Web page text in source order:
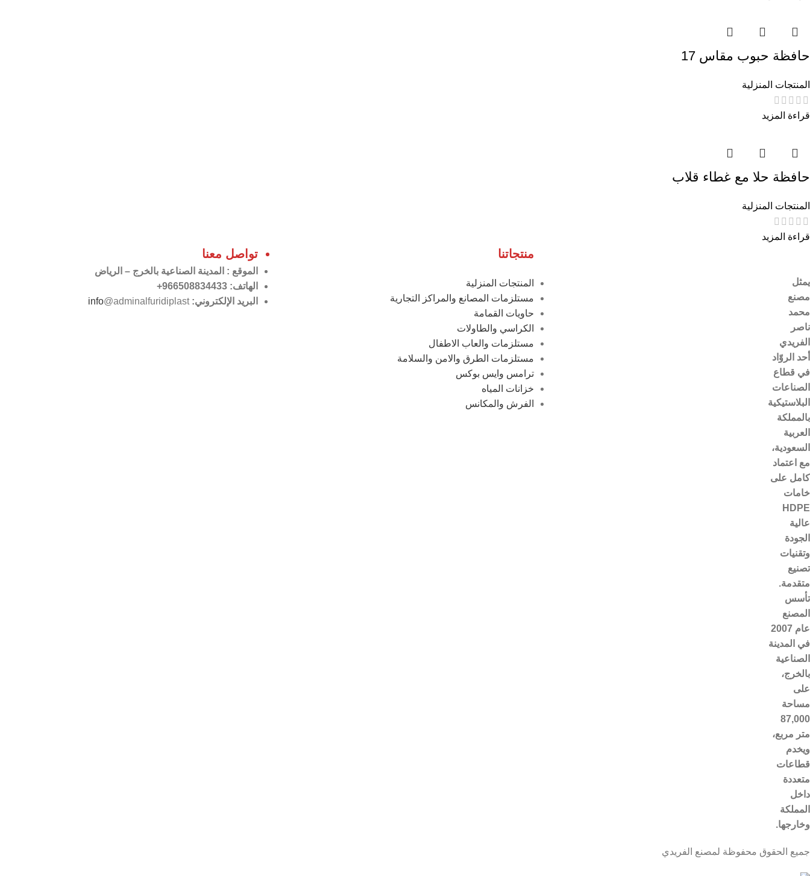
حافظة حبوب مقاس 17
المنتجات المنزلية
قراءة المزيد
حافظة حلا مع غطاء قلاب
المنتجات المنزلية
قراءة المزيد
يمثل
مصنع
محمد
ناصر
الفريدي
أحد الروّاد
في قطاع
الصناعات
البلاستيكية
بالمملكة
العربية
السعودية،
مع اعتماد
كامل على
خامات
HDPE
عالية
الجودة
وتقنيات
تصنيع
متقدمة.
تأسس
المصنع
عام 2007
في المدينة
الصناعية
بالخرج،
على
مساحة
87,000
متر مربع،
ويخدم
قطاعات
متعددة
داخل
المملكة
وخارجها.
منتجاتنا
المنتجات المنزلية
مستلزمات المصانع والمراكز التجارية
حاويات القمامة
الكراسي والطاولات
مستلزمات والعاب الاطفال
مستلزمات الطرق والامن والسلامة
ترامس وايس بوكس
خزانات المياه
الفرش والمكانس
تواصل معنا
الموقع : المدينة الصناعية بالخرج – الرياض
الهاتف: 966508834433+
البريد الإلكتروني:
info@adminalfuridiplast
جميع الحقوق محفوظة لمصنع الفريدي